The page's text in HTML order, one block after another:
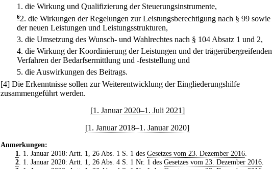
1. die Wirkung und Qualifizierung der Steuerungsinstrumente,
62. die Wirkungen der Regelungen zur Leistungsberechtigung nach § 99 sowie
der neuen Leistungen und Leistungsstrukturen,
3. die Umsetzung des Wunsch- und Wahlrechtes nach § 104 Absatz 1 und 2,
4. die Wirkung der Koordinierung der Leistungen und der trägerübergreifenden
Verfahren der Bedarfsermittlung und -feststellung und
5. die Auswirkungen des Beitrags.
[4] Die Erkenntnisse sollen zur Weiterentwicklung der Eingliederungshilfe
zusammengeführt werden.
[1. Januar 2020–1. Juli 2021]
[1. Januar 2018–1. Januar 2020]
Anmerkungen:
1
. 1. Januar 2018: Artt. 1, 26 Abs. 1 S. 1 des Gesetzes vom 23. Dezember 2016.
2. 1. Januar 2020: Artt. 1, 26 Abs. 4 S. 1 Nr. 1 des Gesetzes vom 23. Dezember 2016.